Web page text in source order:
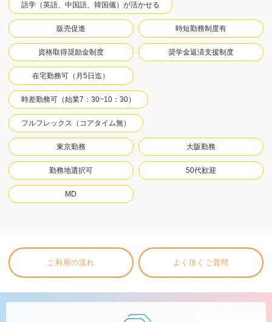
語学（英語、中国語、韓国儀）が活かせる
販売促進 時短勤務制度有
資格取得奨励金制度 奨学金返済支援制度
在宅勤務可（月5日迄）
時差勤務可（始業7：30~10：30）
フルフレックス（コアタイム無）
東京勤務 大阪勤務
勤務地選択可 50代歓迎
MD
ご利用の流れ よく頂くご質問